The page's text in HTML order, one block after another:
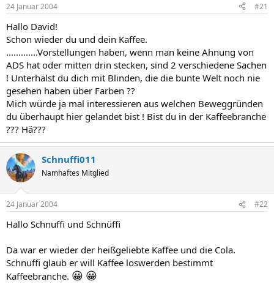
24 Januar 2004 #21
Hallo David!
Schon wieder du und dein Kaffee.
.............Vorstellungen haben, wenn man keine Ahnung von
ADS hat oder mitten drin stecken, sind 2 verschiedene Sachen
! Unterhälst du dich mit Blinden, die die bunte Welt noch nie
gesehen haben über Farben ??
Mich würde ja mal interessieren aus welchen Beweggründen
du überhaupt hier gelandet bist ! Bist du in der Kaffeebranche
??? Hä???
Schnuffi011
Namhaftes Mitglied
24 Januar 2004 #22
Hallo Schnuffi und Schnüffi
Da war er wieder der heißgeliebte Kaffee und die Cola.
Schnuffi glaub er will Kaffee loswerden bestimmt
Kaffeebranche. 😀 😀